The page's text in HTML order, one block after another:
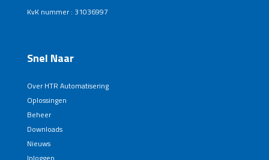
KvK nummer : 31036997
Snel Naar
Over HTR Automatisering
Oplossingen
Beheer
Downloads
Nieuws